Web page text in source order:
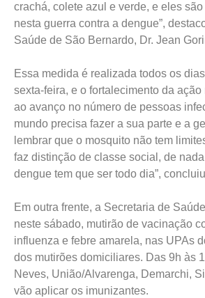
crachá, colete azul e verde, e eles
nesta guerra contra a dengue”,
Saúde de São Bernardo, Dr. Jean
Essa medida é realizada todos os
sexta-feira, e o fortalecimento da
ao avanço no número de pessoas
mundo precisa fazer a sua parte e a
lembrar que o mosquito não tem
faz distinção de classe social, de
dengue tem que ser todo dia”,
Em outra frente, a Secretaria de
neste sábado, mutirão de vacinação
influenza e febre amarela, nas UPAs
dos mutirões domiciliares. Das 9h às
Neves, União/Alvarenga, Demarchi,
vão aplicar os imunizantes.